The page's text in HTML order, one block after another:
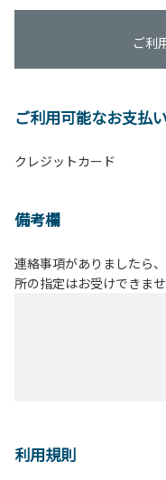
ご利
ご利用可能なお支払
クレジットカード
備考欄
連絡事項がありましたら
所の指定はお受けできませ
利用規則